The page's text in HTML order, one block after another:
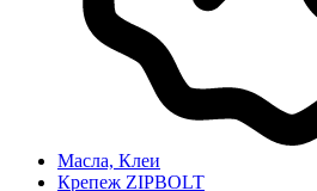
Масла, Клеи
Крепеж ZIPBOLT